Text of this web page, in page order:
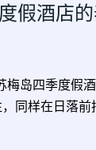
假酒店
梅岛四季度假
同样在日落前